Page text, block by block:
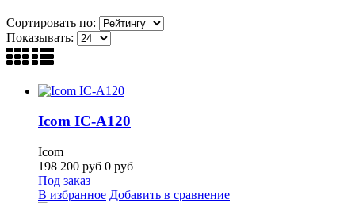
Сортировать по:
Показывать:
Icom IC-A120
Icom
198 200 руб 0 руб
Под заказ
В избранное Добавить в сравнение